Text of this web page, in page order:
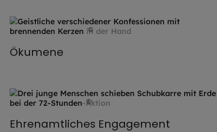
© Robert Kiderle / EOM
Ökumene
© Robert Kiderle /EOM
Ehrenamtliches Engagement